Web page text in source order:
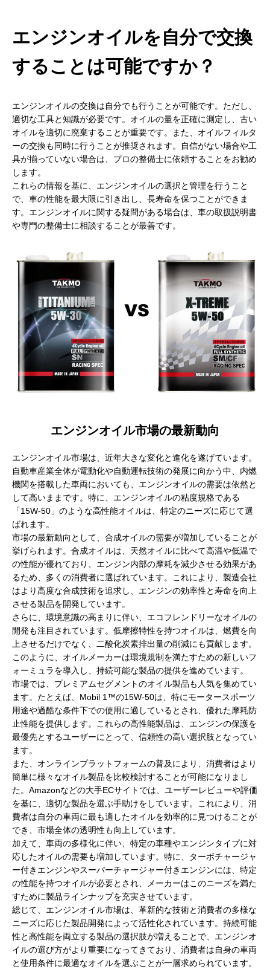
エンジンオイルを自分で交換
することは可能ですか？
エンジンオイルの交換は自分でも行うことが可能です。ただし、
適切な工具と知識が必要です。オイルの量を正確に測定し、古い
オイルを適切に廃棄することが重要です。また、オイルフィルタ
ーの交換も同時に行うことが推奨されます。自信がない場合や工
具が揃っていない場合は、プロの整備士に依頼することをお勧め
します。
これらの情報を基に、エンジンオイルの選択と管理を行うこと
で、車の性能を最大限に引き出し、長寿命を保つことができま
す。エンジンオイルに関する疑問がある場合は、車の取扱説明書
や専門の整備士に相談することが最善です。
エンジンオイル市場の最新動向
エンジンオイル市場は、近年大きな変化と進化を遂げています。
自動車産業全体が電動化や自動運転技術の発展に向かう中、内燃
機関を搭載した車両においても、エンジンオイルの需要は依然と
して高いままです。特に、エンジンオイルの粘度規格である
「15W-50」のような高性能オイルは、特定のニーズに応じて選
ばれます。
市場の最新動向として、合成オイルの需要が増加していることが
挙げられます。合成オイルは、天然オイルに比べて高温や低温で
の性能が優れており、エンジン内部の摩耗を減少させる効果があ
るため、多くの消費者に選ばれています。これにより、製造会社
はより高度な合成技術を追求し、エンジンの効率性と寿命を向上
させる製品を開発しています。
さらに、環境意識の高まりに伴い、エコフレンドリーなオイルの
開発も注目されています。低摩擦特性を持つオイルは、燃費を向
上させるだけでなく、二酸化炭素排出量の削減にも貢献します。
このように、オイルメーカーは環境規制を満たすための新しいフ
ォーミュラを導入し、持続可能な製品の提供を進めています。
市場では、プレミアムセグメントのオイル製品も人気を集めてい
ます。たとえば、Mobil 1™の15W-50は、特にモータースポーツ
用途や過酷な条件下での使用に適しているとされ、優れた摩耗防
止性能を提供します。これらの高性能製品は、エンジンの保護を
最優先とするユーザーにとって、信頼性の高い選択肢となってい
ます。
また、オンラインプラットフォームの普及により、消費者はより
簡単に様々なオイル製品を比較検討することが可能になりまし
た。Amazonなどの大手ECサイトでは、ユーザーレビューや評価
を基に、適切な製品を選ぶ手助けをしています。これにより、消
費者は自分の車両に最も適したオイルを効率的に見つけることが
でき、市場全体の透明性も向上しています。
加えて、車両の多様化に伴い、特定の車種やエンジンタイプに対
応したオイルの需要も増加しています。特に、ターボチャージャ
ー付きエンジンやスーパーチャージャー付きエンジンには、特定
の性能を持つオイルが必要とされ、メーカーはこのニーズを満た
すために製品ラインナップを充実させています。
総じて、エンジンオイル市場は、革新的な技術と消費者の多様な
ニーズに応じた製品開発によって活性化されています。持続可能
性と高性能を両立する製品の選択肢が増えることで、エンジンオ
イルの選び方がより重要になってきており、消費者は自身の車両
と使用条件に最適なオイルを選ぶことが一層求められています。